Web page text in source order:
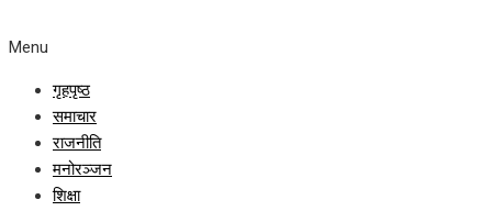
Menu
गृहपृष्ठ
समाचार
राजनीति
मनोरञ्जन
शिक्षा